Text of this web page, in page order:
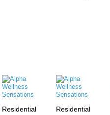
Residential
Residential